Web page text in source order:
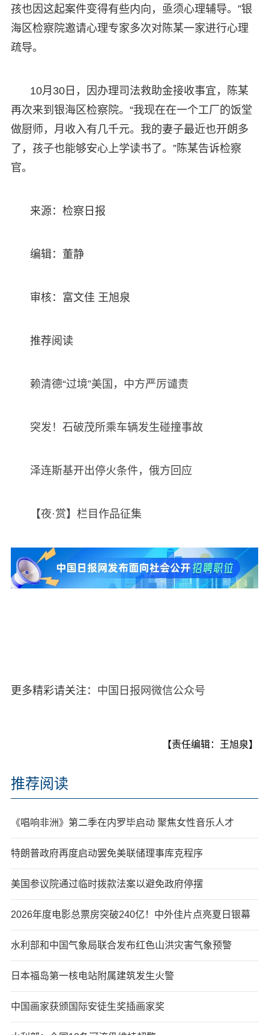
孩也因这起案件变得有些内向，亟须心理辅导。”银
海区检察院邀请心理专家多次对陈某一家进行心理
疏导。
10月30日，因办理司法救助金接收事宜，陈某
再次来到银海区检察院。“我现在在一个工厂的饭堂
做厨师，月收入有几千元。我的妻子最近也开朗多
了，孩子也能够安心上学读书了。”陈某告诉检察
官。
来源：检察日报
编辑：董静
审核：富文佳 王旭泉
推荐阅读
赖清德“过境”美国，中方严厉谴责
突发！石破茂所乘车辆发生碰撞事故
泽连斯基开出停火条件，俄方回应
【夜·赏】栏目作品征集
更多精彩请关注： 中国日报网微信公众号
【责任编辑：王旭泉】
推荐阅读
《唱响非洲》第二季在内罗毕启动 聚焦女性音乐人才
特朗普政府再度启动罢免美联储理事库克程序
美国参议院通过临时拨款法案以避免政府停摆
2026年度电影总票房突破240亿！中外佳片点亮夏日银幕
水利部和中国气象局联合发布红色山洪灾害气象预警
日本福岛第一核电站附属建筑发生火警
中国画家获颁国际安徒生奖插画家奖